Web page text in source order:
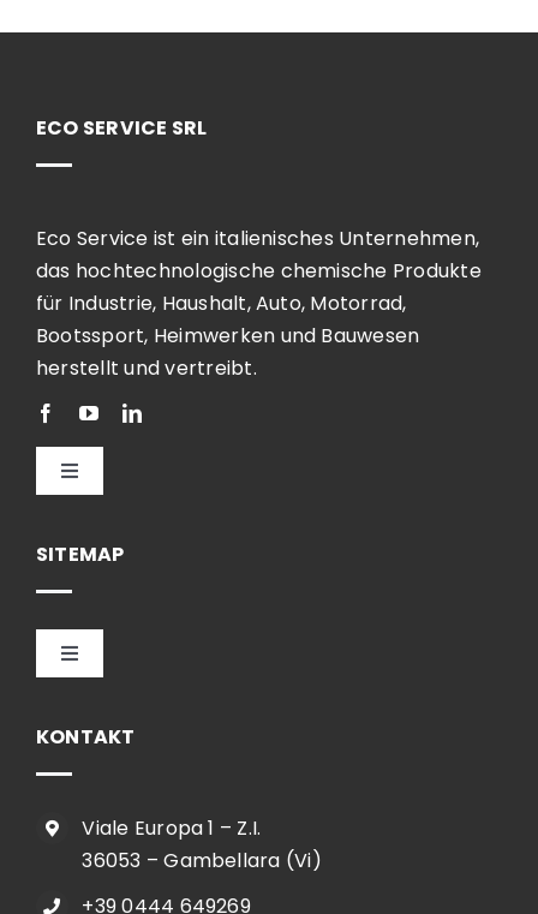
ECO SERVICE SRL
Eco Service ist ein italienisches Unternehmen,
das hochtechnologische chemische Produkte
für Industrie, Haushalt, Auto, Motorrad,
Bootssport, Heimwerken und Bauwesen
herstellt und vertreibt.
Toggle
SITEMAP
Toggle
KONTAKT
Viale Europa 1 – Z.I.
36053 – Gambellara (Vi)
+39 0444 649269